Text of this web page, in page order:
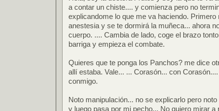
a contar un chiste.... y comienza pero no
explicandome lo que me va haciendo.
anestesia y se te dormirá la muñeca... ahora
cuerpo. .... Cambia de lado, coge el brazo
barriga y empieza el combate.
Quieres que te ponga los Panchos? me dice
allí estaba. Vale... ... Corasón... con
conmigo.
Noto manipulación... no se explicarlo pero
y luego pasa por mi pecho... No quiero mirar a